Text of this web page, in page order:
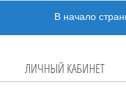
В начало
ЛИЧНЫЙ КАБИНЕТ